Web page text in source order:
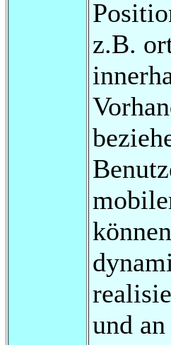
z.B.
und